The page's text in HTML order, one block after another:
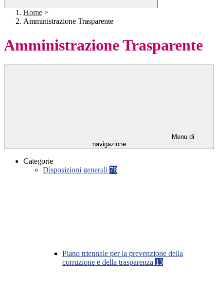
Home >
Amministrazione Trasparente
Amministrazione Trasparente
Menu di
navigazione
Categorie
Disposizioni generali 78
Piano triennale per la prevenzione della
corruzione e della trasparenza 13